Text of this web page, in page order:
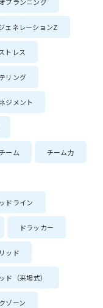
ェネレーションZ
ストレス
リング
ジメント
ーム チーム力
ドライン
ドラッカー
ッド
ド（来場式）
ゾーン